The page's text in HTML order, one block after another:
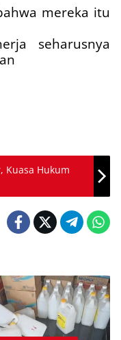
mereka itu
seharusnya
Kuasa Hukum